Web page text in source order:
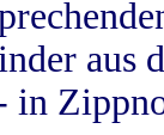
aus
in